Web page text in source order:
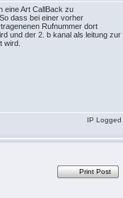
eine Art CallBack zu
dass bei einer vorher
Rufnummer dort
und der 2. b kanal als leitung zur
wird.
IP Logged
Print Post